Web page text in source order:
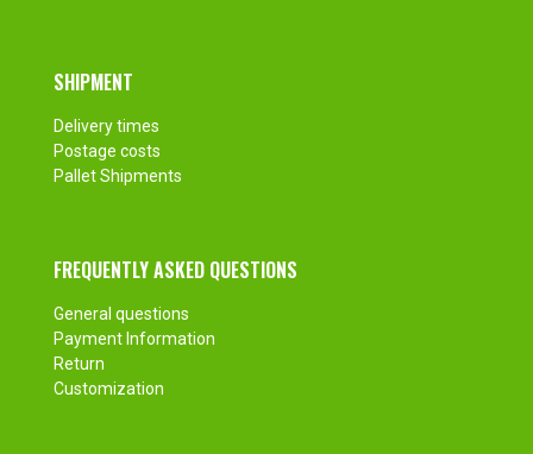
SHIPMENT
Delivery times
Postage costs
Pallet Shipments
FREQUENTLY ASKED QUESTIONS
General questions
Payment Information
Return
Customization